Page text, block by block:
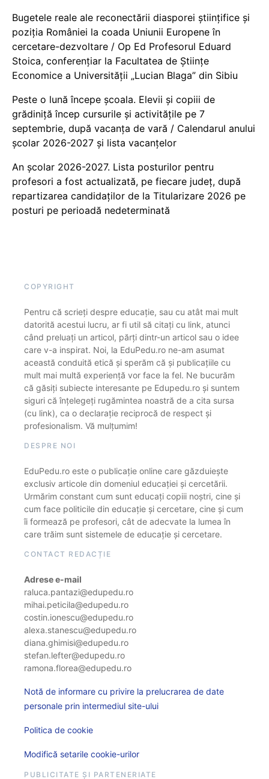
Bugetele reale ale reconectării diasporei științifice și
poziția României la coada Uniunii Europene în
cercetare-dezvoltare / Op Ed Profesorul Eduard
Stoica, conferențiar la Facultatea de Științe
Economice a Universității „Lucian Blaga” din Sibiu
Peste o lună începe școala. Elevii și copiii de
grădiniță încep cursurile și activitățile pe 7
septembrie, după vacanța de vară / Calendarul anului
școlar 2026-2027 și lista vacanțelor
An școlar 2026-2027. Lista posturilor pentru
profesori a fost actualizată, pe fiecare județ, după
repartizarea candidaților de la Titularizare 2026 pe
posturi pe perioadă nedeterminată
COPYRIGHT
Pentru că scrieți despre educație, sau cu atât mai mult
datorită acestui lucru, ar fi util să citați cu link, atunci
când preluați un articol, părți dintr-un articol sau o idee
care v-a inspirat. Noi, la EduPedu.ro ne-am asumat
această conduită etică și sperăm că și publicațiile cu
mult mai multă experiență vor face la fel. Ne bucurăm
că găsiți subiecte interesante pe Edupedu.ro și suntem
siguri că înțelegeți rugămintea noastră de a cita sursa
(cu link), ca o declarație reciprocă de respect și
profesionalism. Vă mulțumim!
DESPRE NOI
EduPedu.ro este o publicație online care găzduiește
exclusiv articole din domeniul educației și cercetării.
Urmărim constant cum sunt educați copiii noștri, cine și
cum face politicile din educație și cercetare, cine și cum
îi formează pe profesori, cât de adecvate la lumea în
care trăim sunt sistemele de educație și cercetare.
CONTACT REDACȚIE
Adrese e-mail
raluca.pantazi@edupedu.ro
mihai.peticila@edupedu.ro
costin.ionescu@edupedu.ro
alexa.stanescu@edupedu.ro
diana.ghimisi@edupedu.ro
stefan.lefter@edupedu.ro
ramona.florea@edupedu.ro
Notă de informare cu privire la prelucrarea de date
personale prin intermediul site-ului
Politica de cookie
Modifică setarile cookie-urilor
PUBLICITATE ȘI PARTENERIATE